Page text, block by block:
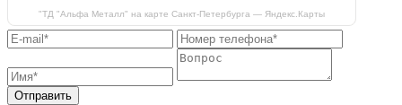
"ТД "Альфа Металл" на карте Санкт‑Петербурга — Яндекс.Карты
Отправить